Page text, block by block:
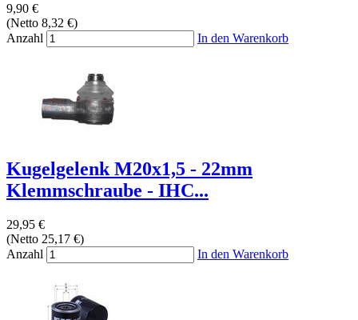
9,90 €
(Netto 8,32 €)
Anzahl
In den Warenkorb
Kugelgelenk M20x1,5 - 22mm
Klemmschraube - IHC...
29,95 €
(Netto 25,17 €)
Anzahl
In den Warenkorb